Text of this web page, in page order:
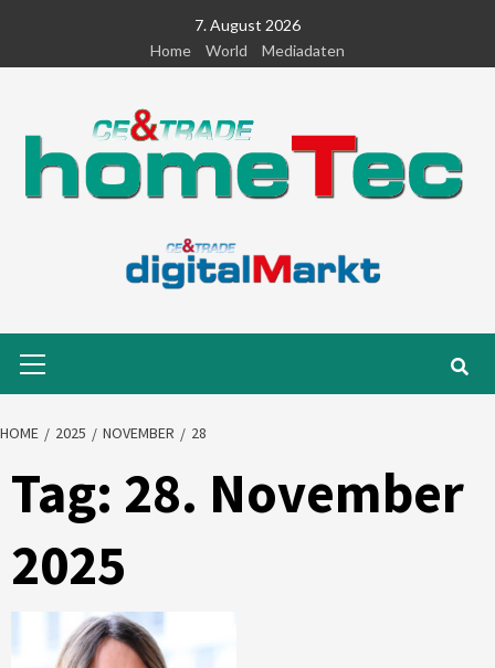
content
7. August 2026
Home
World Mediadaten
Menu
HOME 2025 NOVEMBER 28
Tag: 28. November
2025